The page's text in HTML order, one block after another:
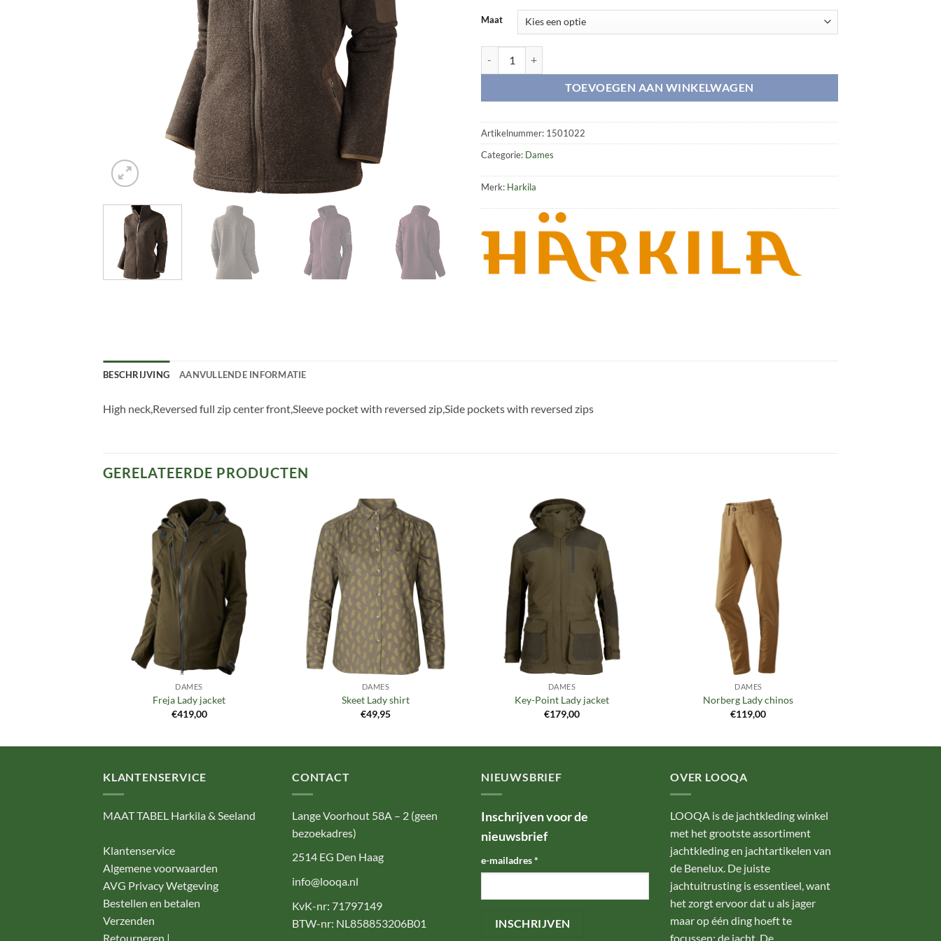
Maat
TOEVOEGEN AAN WINKELWAGEN
Artikelnummer: 1501022
Categorie: Dames
Merk: Harkila
BESCHRIJVING AANVULLENDE INFORMATIE
High neck,Reversed full zip center front,Sleeve pocket with reversed zip,Side pockets with reversed zips
GERELATEERDE PRODUCTEN
Toevoegen
aan
verlanglijst
DAMES
Freja Lady jacket
€419,00
Toevoegen
aan
verlanglijst
DAMES
Skeet Lady shirt
€49,95
Toevoegen
verlanglijst
DAMES
Key-Point Lady jacket
€179,00
DAMES
Norberg Lady chinos
€119,00
KLANTENSERVICE
MAAT TABEL Harkila & Seeland
Klantenservice
Algemene voorwaarden
AVG Privacy Wetgeving
Bestellen en betalen
Verzenden
Retourneren |
CONTACT
Lange Voorhout 58A – 2 (geen
bezoekadres)
2514 EG Den Haag
info@looqa.nl
KvK-nr: 71797149
BTW-nr: NL858853206B01
NIEUWSBRIEF
Inschrijven voor de
nieuwsbrief
e-mailadres*
OVER LOOQA
LOOQA is de jachtkleding winkel
met het grootste assortiment
jachtkleding en jachtartikelen van
de Benelux. De juiste
jachtuitrusting is essentieel, want
het zorgt ervoor dat u als jager
maar op één ding hoeft te
focussen: de jacht. De